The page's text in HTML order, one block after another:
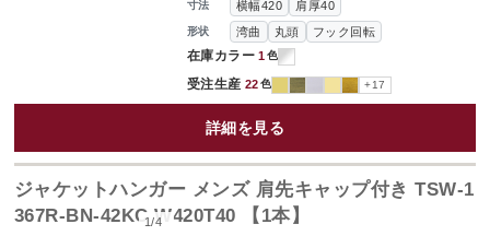
寸法 横幅420 肩厚40
形状 湾曲 丸頭 フック回転
在庫カラー 1色
受注生産 22色 +17
詳細を見る
1/4
ジャケットハンガー メンズ 肩先キャップ付き TSW-1
367R-BN-42KC W420T40 【1本】